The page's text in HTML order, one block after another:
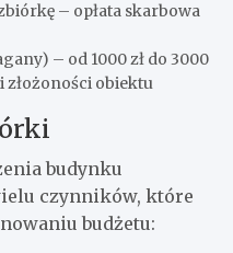
– opłata skarbowa
– od 1000 zł do 3000
złożoności obiektu
budynku
czynników, które
budżetu: